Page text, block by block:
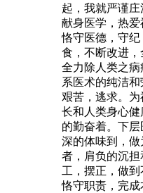
起，我就严谨
献身医学，热爱
恪守医德，守
食，不断改进
全力除人类之
系医术的纯洁
艰苦，逃求。
长和人类身心
的勤奋着。下
深的体味到，
者，肩负的沉
工，摆正，做
恪守职责，完